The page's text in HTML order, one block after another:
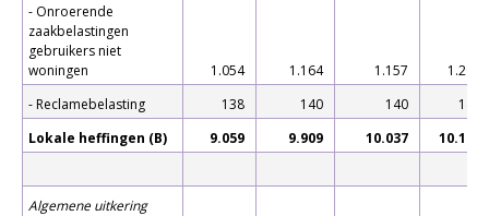
- Onroerende
zaakbelastingen
gebruikers niet
woningen
1.054 1.164 1.157
1.202
- Reclamebelasting
138 140 140
141
Lokale heffingen (B)
9.059 9.909 10.037 10.190
Algemene uitkering